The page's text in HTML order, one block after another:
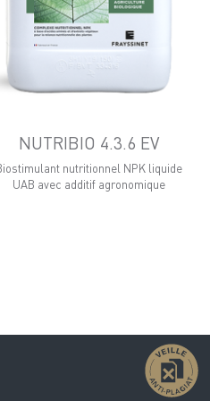
NUTRIBIO 4.3.6 EV
nutritionnel NPK liquide
UAB avec additif agronomique